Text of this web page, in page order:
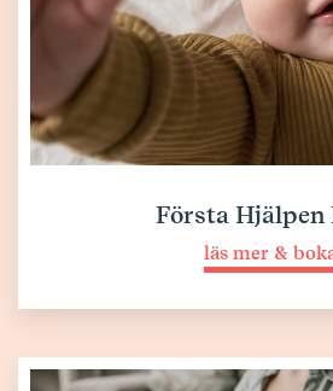
Första Hjälpen
läs mer &